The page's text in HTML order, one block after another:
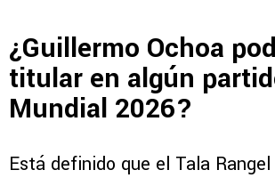
¿Guillermo Ochoa
titular en algún
Mundial 2026?
Está definido que el Tala